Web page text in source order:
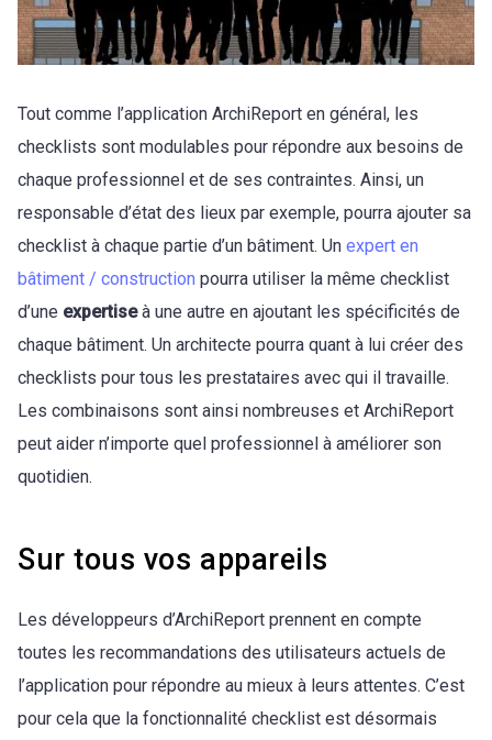
Tout comme l’application ArchiReport en général, les
checklists sont modulables pour répondre aux besoins de
chaque professionnel et de ses contraintes. Ainsi, un
responsable d’état des lieux par exemple, pourra ajouter sa
checklist à chaque partie d’un bâtiment. Un expert en
bâtiment / construction pourra utiliser la même checklist
d’une expertiseà une autre en ajoutant les spécificités de
chaque bâtiment. Un architecte pourra quant à lui créer des
checklists pour tous les prestataires avec qui il travaille.
Les combinaisons sont ainsi nombreuses et ArchiReport
peut aider n’importe quel professionnel à améliorer son
quotidien.
Sur tous vos appareils
Les développeurs d’ArchiReport prennent en compte
toutes les recommandations des utilisateurs actuels de
l’application pour répondre au mieux à leurs attentes. C’est
pour cela que la fonctionnalité checklist est désormais